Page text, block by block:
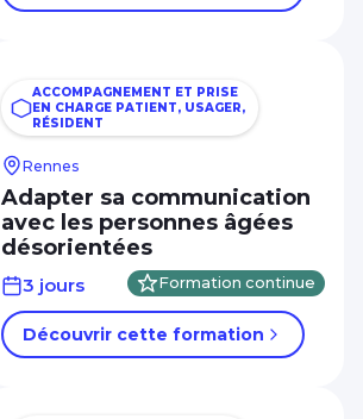
ACCOMPAGNEMENT ET PRISE
EN CHARGE PATIENT, USAGER,
RÉSIDENT
Rennes
Adapter sa communication
avec les personnes âgées
désorientées
3 jours Formation continue
Découvrir cette formation